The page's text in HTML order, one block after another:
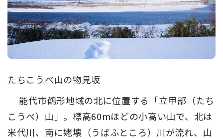
たちこうべ山の物見坂
能代市鶴形地域の北に位置する「立甲部（たち
こうべ）山」。標高60mほどの小高い山で、北は
米代川、南に姥壊（うばふところ）川が流れ、山